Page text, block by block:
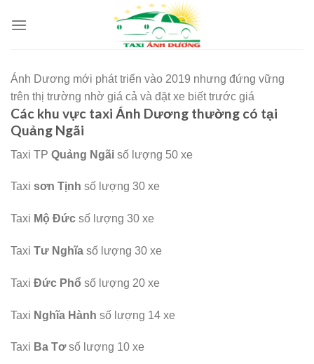
Ánh Dương mới phát triển vào 2019 nhưng đứng vững
trên thị trường nhờ giá cả và đặt xe biết trước giá
Các khu vực taxi Ánh Dương thường có tại
Quảng Ngãi
Taxi TP Quảng Ngãi số lượng 50 xe
Taxi sơn Tịnh số lượng 30 xe
Taxi Mộ Đức số lượng 30 xe
Taxi Tư Nghĩa số lượng 30 xe
Taxi Đức Phổ số lượng 20 xe
Taxi Nghĩa Hành số lượng 14 xe
Taxi Ba Tơsố lượng 10 xe